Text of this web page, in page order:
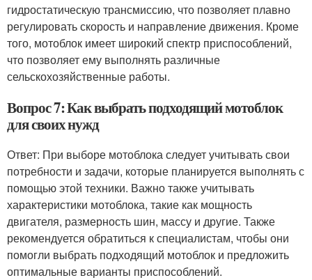
гидростатическую трансмиссию, что позволяет плавно
регулировать скорость и направление движения. Кроме
того, мотоблок имеет широкий спектр приспособлений,
что позволяет ему выполнять различные
сельскохозяйственные работы.
Вопрос 7: Как выбрать подходящий мотоблок
для своих нужд
Ответ: При выборе мотоблока следует учитывать свои
потребности и задачи, которые планируется выполнять с
помощью этой техники. Важно также учитывать
характеристики мотоблока, такие как мощность
двигателя, размерность шин, массу и другие. Также
рекомендуется обратиться к специалистам, чтобы они
помогли выбрать подходящий мотоблок и предложить
оптимальные варианты приспособлений.